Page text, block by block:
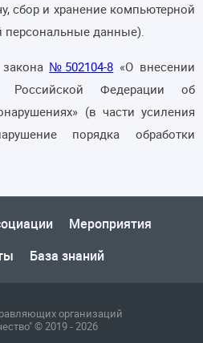
сбор и хранение компьютерной
данные).
№502104-8 «О внесении
Федерации об
(в части усиления
порядка обработки
Мероприятия
База знаний
организаций
© 2019 - 2026